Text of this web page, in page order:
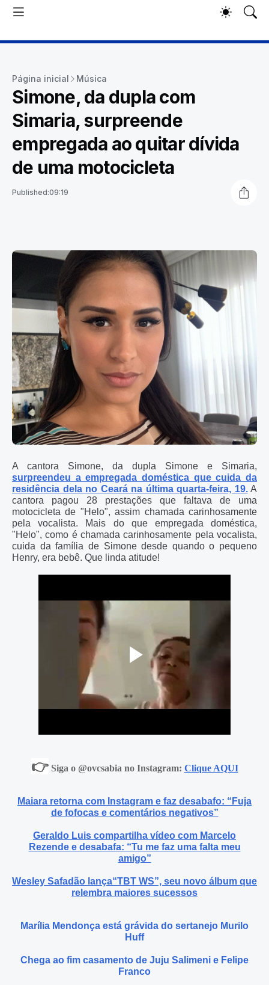
Página inicial Música
Simone, da dupla com
Simaria, surpreende
empregada ao quitar dívida
de uma motocicleta
Published:09:19
A cantora Simone, da dupla Simone e Simaria,
surpreendeu a empregada doméstica que cuida da
residência dela no Ceará na última quarta-feira, 19.A
cantora pagou 28 prestações que faltava de uma
motocicleta de "Helo", assim chamada carinhosamente
pela vocalista. Mais do que empregada doméstica,
"Helo", como é chamada carinhosamente pela vocalista,
cuida da família de Simone desde quando o pequeno
Henry, era bebê. Que linda atitude!
👉 Siga o @ovcsabia no Instagram: Clique AQUI
Maiara retorna com Instagram e faz desabafo: “Fuja
de fofocas e comentários negativos”
Geraldo Luis compartilha vídeo com Marcelo
Rezende e desabafa: “Tu me faz uma falta meu
amigo”
Wesley Safadão lança“TBT WS”, seu novo álbum que
relembra maiores sucessos
Marília Mendonça está grávida do sertanejo Murilo
Huff
Chega ao fim casamento de Juju Salimeni e Felipe
Franco